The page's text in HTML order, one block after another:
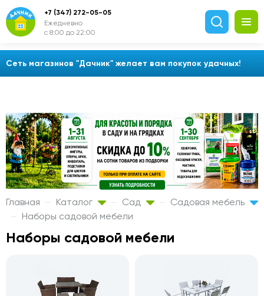
Сеть магазинов "Дачник" желает вам покупок удачных!
+7 (347) 272-05-05
Ежедневно
с 8:00 до 22:00
Главная Каталог Сад
Садовая мебель
Наборы садовой мебели
Наборы садовой мебели